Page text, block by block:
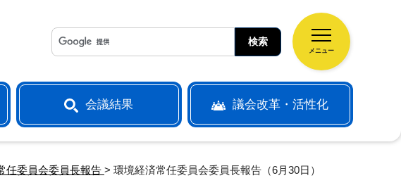
メニュー
会議結果 議会改革・活性化
任委員会委員長報告 > 環境経済常任委員会委員長報告（6月30日）